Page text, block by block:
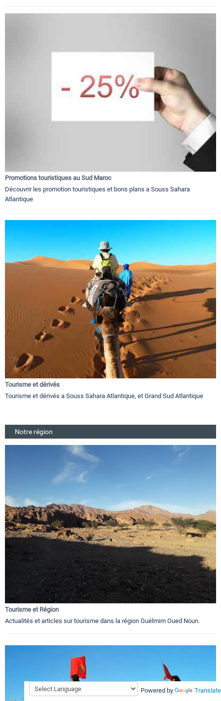
Promotions touristiques au Sud Maroc
Découvrir les promotion touristiques et bons plans a Souss Sahara
Atlantique
Tourisme et dérivés
Tourisme et dérivés a Souss Sahara Atlantique, et Grand Sud Atlantique
Notre région
Tourisme et Région
Actualités et articles sur tourisme dans la région Guélmim Oued Noun.
Powered by Translate